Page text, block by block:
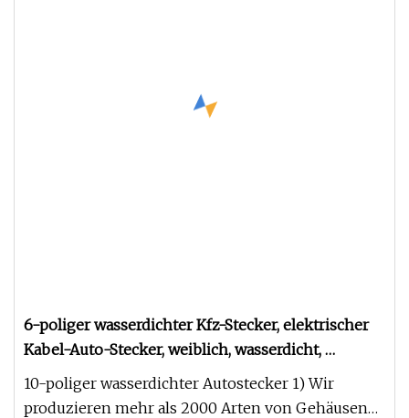
6-poliger wasserdichter Kfz-Stecker, elektrischer
Kabel-Auto-Stecker, weiblich, wasserdicht,
elektrische Kabel-zu-Kabel-Steckverbinder für
Autos, 7283-7062-40
10-poliger wasserdichter Autostecker 1) Wir
produzieren mehr als 2000 Arten von Gehäusen